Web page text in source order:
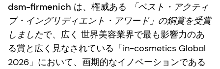
dsm-firmenich は、権威ある
「ベスト・アクティ
ブ・イングリディエント・アワード」の銅賞を受賞
しましたで、広く 世界美容業界で最も影響力のあ
る賞と広く見なされている「in-cosmetics Global
2026」において、画期的なイノベーションである